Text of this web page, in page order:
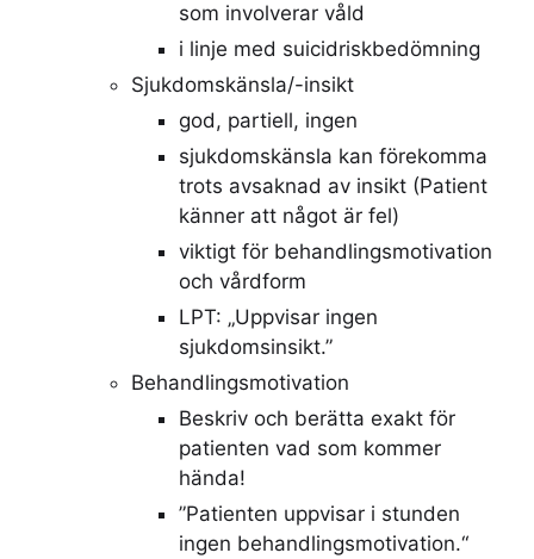
som involverar våld
i linje med suicidriskbedömning
Sjukdomskänsla/-insikt
god, partiell, ingen
sjukdomskänsla kan förekomma
trots avsaknad av insikt (Patient
känner att något är fel)
viktigt för behandlingsmotivation
och vårdform
LPT: „Uppvisar ingen
sjukdomsinsikt.”
Behandlingsmotivation
Beskriv och berätta exakt för
patienten vad som kommer
hända!
”Patienten uppvisar i stunden
ingen behandlingsmotivation.“